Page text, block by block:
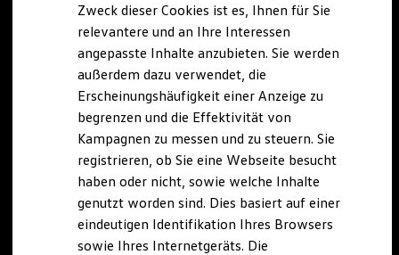
Kaufoptionen
E-Auto-Förderung
Software und Konnektivität
Die ID. Software 6
ID. Software Versionen und Updates
Digitale Extras
Schnittstellen zu Ihrem ID.
Hybridautos
Marke und Erlebnis
Volkswagen R und R Experience
R-Modelle
R Experience
Driving Experience
Volkswagen entdecken
Werkbesichtigung
Zweck dieser Cookies ist es, Ihnen für Sie
relevantere und an Ihre Interessen
angepasste Inhalte anzubieten. Sie werden
außerdem dazu verwendet, die
Erscheinungshäufigkeit einer Anzeige zu
begrenzen und die Effektivität von
Kampagnen zu messen und zu steuern. Sie
registrieren, ob Sie eine Webseite besucht
haben oder nicht, sowie welche Inhalte
genutzt worden sind. Dies basiert auf einer
eindeutigen Identifikation Ihres Browsers
sowie Ihres Internetgeräts. Die